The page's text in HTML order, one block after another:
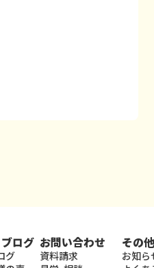
ログ
グ
お問い合わせ
資料請求
その他
お知ら